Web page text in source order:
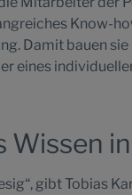
Know-
Damit bauen
eines
Wissen
gibt Tobias